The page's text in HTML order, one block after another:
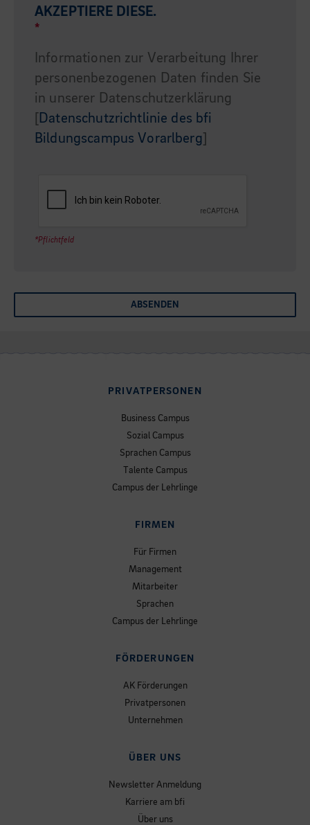
AKZEPTIERE DIESE.
*
Informationen zur Verarbeitung Ihrer
personenbezogenen Daten finden Sie
in unserer Datenschutzerklärung
Datenschutzrichtlinie des bfi
Bildungscampus Vorarlberg
*Pflichtfeld
ABSENDEN
PRIVATPERSONEN
Business Campus
Sozial Campus
Sprachen Campus
Talente Campus
Campus der Lehrlinge
FIRMEN
Für Firmen
Management
Mitarbeiter
Sprachen
Campus der Lehrlinge
FÖRDERUNGEN
AK Förderungen
Privatpersonen
Unternehmen
ÜBER UNS
Newsletter Anmeldung
Karriere am bfi
Über uns